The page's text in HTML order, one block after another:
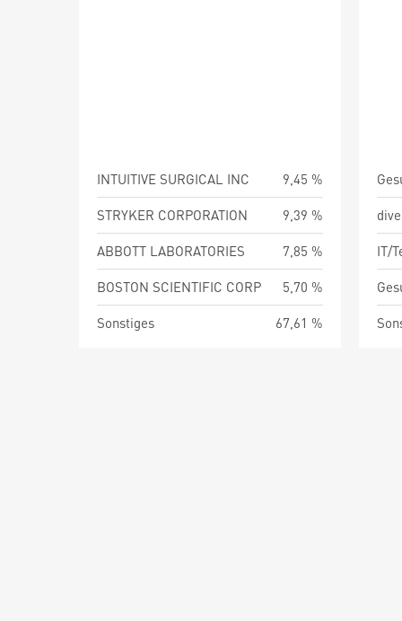
INTUITIVE SURGICAL INC
9,45 %
STRYKER CORPORATION
9,39 %
ABBOTT LABORATORIES
7,85 %
BOSTON SCIENTIFIC CORP
5,70 %
Sonstiges
67,61 %
IT/